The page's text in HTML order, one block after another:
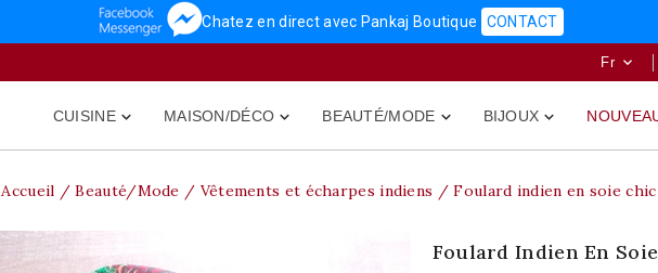
Chatez en direct avec Pankaj Boutique CONTACT
Fr 

CUISINE 
MAISON/DÉCO 
BEAUTÉ/MODE 
BIJOUX
Accueil Beauté/Mode Vêtements et écharpes indiens Foulard indien en soie
Foulard Indien En